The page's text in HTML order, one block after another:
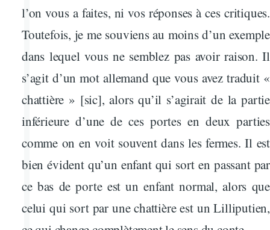
l’on vous a faites, ni vos réponses à ces critiques.
Toutefois, je me souviens au moins d’un exemple
dans lequel vous ne semblez pas avoir raison. Il
s’agit d’un mot allemand que vous avez traduit «
chattière » [sic], alors qu’il s’agirait de la partie
inférieure d’une de ces portes en deux parties
comme on en voit souvent dans les fermes. Il est
bien évident qu’un enfant qui sort en passant par
ce bas de porte est un enfant normal, alors que
celui qui sort par une chattière est un Lilliputien,